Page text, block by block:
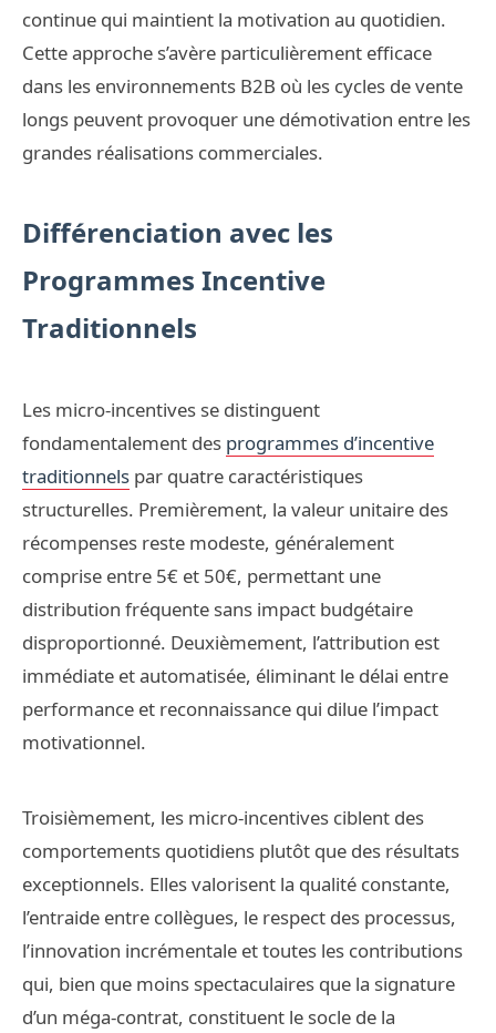
continue qui maintient la motivation au quotidien.
Cette approche s’avère particulièrement efficace
dans les environnements B2B où les cycles de vente
longs peuvent provoquer une démotivation entre les
grandes réalisations commerciales.
Différenciation avec les
Programmes Incentive
Traditionnels
Les micro-incentives se distinguent
fondamentalement des programmes d’incentive
traditionnels par quatre caractéristiques
structurelles. Premièrement, la valeur unitaire des
récompenses reste modeste, généralement
comprise entre 5€ et 50€, permettant une
distribution fréquente sans impact budgétaire
disproportionné. Deuxièmement, l’attribution est
immédiate et automatisée, éliminant le délai entre
performance et reconnaissance qui dilue l’impact
motivationnel.
Troisièmement, les micro-incentives ciblent des
comportements quotidiens plutôt que des résultats
exceptionnels. Elles valorisent la qualité constante,
l’entraide entre collègues, le respect des processus,
l’innovation incrémentale et toutes les contributions
qui, bien que moins spectaculaires que la signature
d’un méga-contrat, constituent le socle de la